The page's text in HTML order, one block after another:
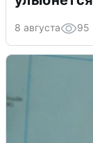
8 августа 95